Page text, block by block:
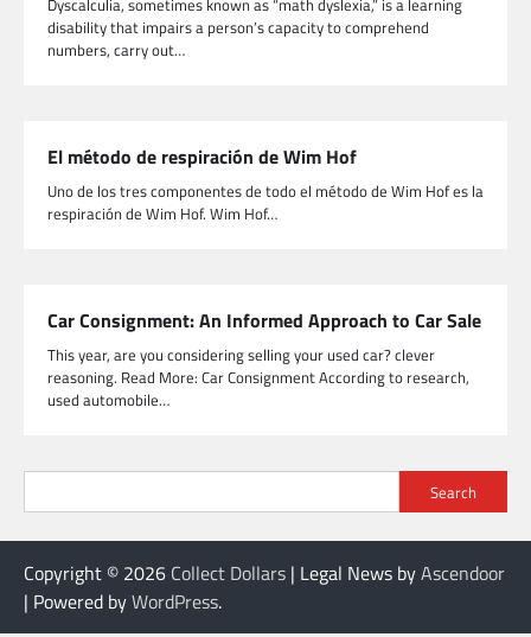
Dyscalculia, sometimes known as “math dyslexia,” is a learning
disability that impairs a person’s capacity to comprehend
numbers, carry out…
El método de respiración de Wim Hof
Uno de los tres componentes de todo el método de Wim Hof ​​es la
respiración de Wim Hof. Wim Hof…
Car Consignment: An Informed Approach to Car Sale
This year, are you considering selling your used car? clever
reasoning. Read More: Car Consignment According to research,
used automobile…
Search
Copyright © 2026 Collect Dollars | Legal News byAscendoor
| Powered byWordPress.